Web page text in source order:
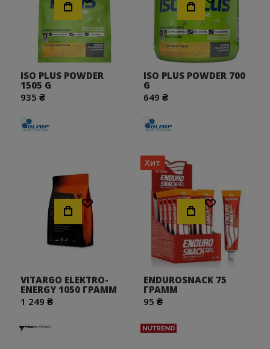
вернетесь, чтобы заказать больше в вашем любимом
вкусе. И, если вы не можете выбрать свой любимый
спортивный гель, почему бы просто не заказать
выбор? Мы предлагаем дополнительные скидки при
оптовых закупках. Чтобы узнать больше, просто
позвоните нам.
ISO PLUS POWDER
1505 G
935 ₴
ISO PLUS POWDER 700
G
649 ₴
Хочу!
VITARGO ELEKTRO-
ENERGY 1050 ГРАММ
1 249 ₴
Хочу!
Хит
ENDUROSNACK 75
ГРАММ
95 ₴